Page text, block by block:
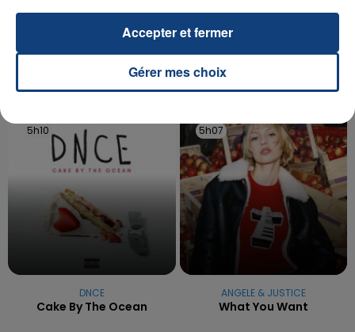
OPÉRER DE LA CHEVILLE RESSORT DE LA...
La famille a porté plainte contre la clinique qui a
reconnu sa responsabilité et présenté ses
TITRES DIFFUSÉS
5h10
5h10
DNCE
Cake By The Ocean
5h07
5h07
ANGELE & JUSTICE
What You Want
Gérer mes choix
Accepter et fermer